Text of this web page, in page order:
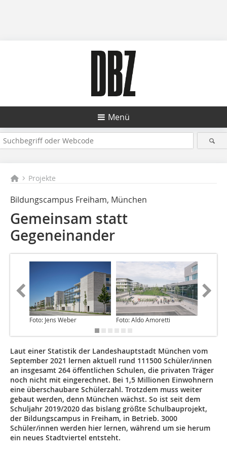
Menü
Projekte
Bildungscampus Freiham, München
Gemeinsam statt
Gegeneinander
Foto: Jens Weber Foto: Aldo Amoretti
Laut einer Statistik der Landeshauptstadt München vom
September 2021 lernen aktuell rund 111500 Schüler/innen
an insgesamt 264 öffentlichen Schulen, die privaten Träger
noch nicht mit eingerechnet. Bei 1,5 Millionen Einwohnern
eine überschaubare Schülerzahl. Trotzdem muss weiter
gebaut werden, denn München wächst. So ist seit dem
Schuljahr 2019/2020 das bislang größte Schulbauprojekt,
der Bildungscampus in Freiham, in Betrieb. 3000
Schüler/innen werden hier lernen, während um sie herum
ein neues Stadtviertel entsteht.